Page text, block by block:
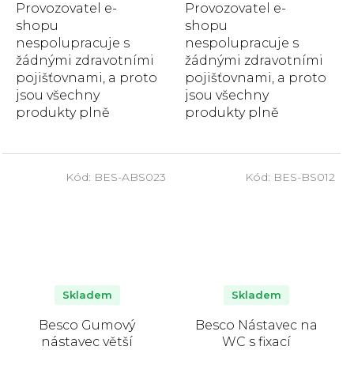
hvězdiček.
Provozovatel e-
shopu
nespolupracuje s
žádnými zdravotními
pojišťovnami, a proto
jsou všechny
produkty plně
usnadňuje vstup do...
hvězdiček.
Provozovatel e-
shopu
nespolupracuje s
žádnými zdravotními
pojišťovnami, a proto
jsou všechny
produkty plně
a bezpečné...
Besco Gumový
nástavec větší
Skladem
Kód: BES-ABS023
Besco Nástavec na
WC s fixací
Skladem
Kód: BES-BS012